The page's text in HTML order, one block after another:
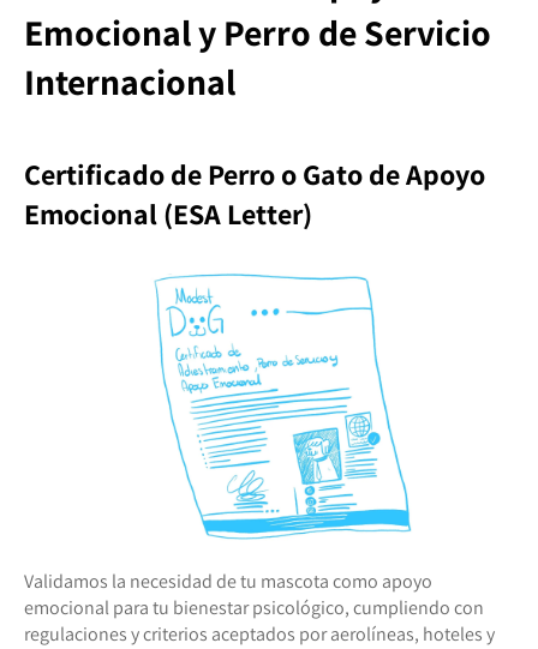
Emocional y Perro de Servicio
Internacional
Certificado de Perro o Gato de Apoyo
Emocional (ESA Letter)
Validamos la necesidad de tu mascota como apoyo
emocional para tu bienestar psicológico, cumpliendo con
regulaciones y criterios aceptados por aerolíneas, hoteles y